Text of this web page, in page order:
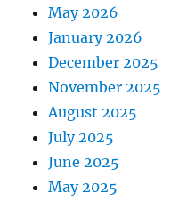
May 2026
January 2026
December 2025
November 2025
August 2025
July 2025
June 2025
May 2025